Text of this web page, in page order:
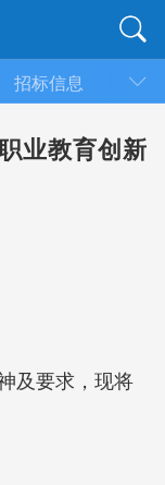
招标信息 莘
业教育创新
及要求，现将